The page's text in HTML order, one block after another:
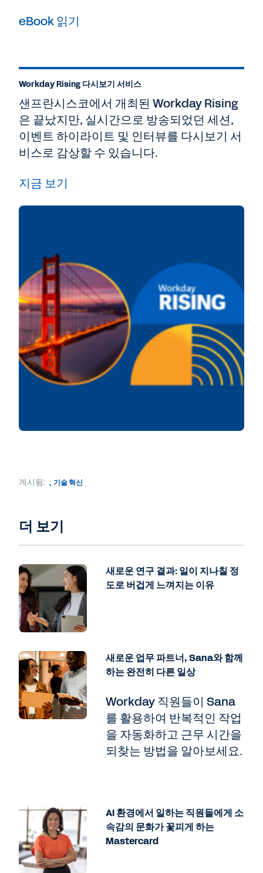
eBook 읽기
Workday Rising 다시보기 서비스
샌프란시스코에서 개최된 Workday Rising
은 끝났지만, 실시간으로 방송되었던 세션,
이벤트 하이라이트 및 인터뷰를 다시보기 서
비스로 감상할 수 있습니다.
지금 보기
게시됨: , 기술 혁신
더 보기
새로운 연구 결과: 일이 지나칠 정
도로 버겁게 느껴지는 이유
새로운 업무 파트너, Sana와 함께
하는 완전히 다른 일상
Workday 직원들이 Sana
를 활용하여 반복적인 작업
을 자동화하고 근무 시간을
되찾는 방법을 알아보세요.
AI 환경에서 일하는 직원들에게 소
속감의 문화가 꽃피게 하는
Mastercard